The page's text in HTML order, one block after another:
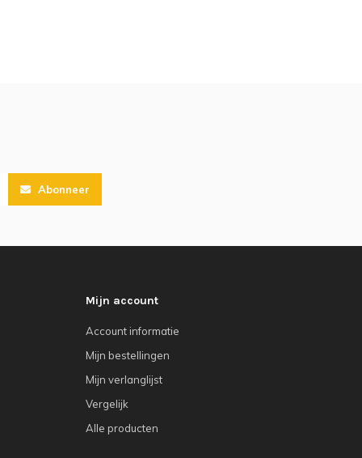
Abonneer
Mijn account
Account informatie
Mijn bestellingen
Mijn verlanglijst
Vergelijk
Alle producten